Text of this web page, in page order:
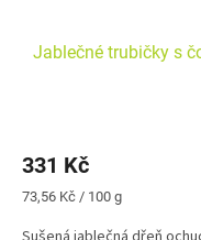
Jablečné trubičky s
331 Kč
Měrná
73,56 Kč / 100 g